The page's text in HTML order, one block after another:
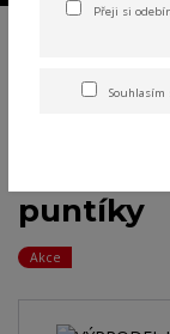
Podprsenky
puntíky
Akce
Přeji si
Souhlasím